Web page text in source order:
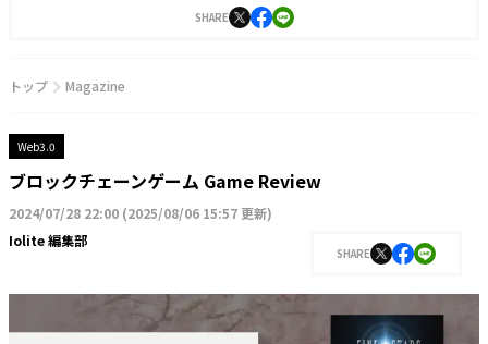
SHARE
トップ Magazine
Web3.0
ブロックチェーンゲーム Game Review
2024/07/28 22:00 (2025/08/06 15:57 更新)
Iolite 編集部
SHARE